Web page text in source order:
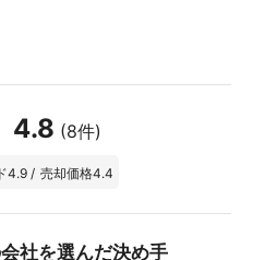
4.8 (8件)
4.9 / 売却価格4.4
社を選んだ決め手